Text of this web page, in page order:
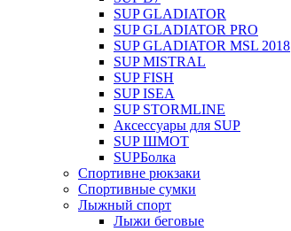
SUP GLADIATOR
SUP GLADIATOR PRO
SUP GLADIATOR MSL 2018
SUP MISTRAL
SUP FISH
SUP ISEA
SUP STORMLINE
Аксессуары для SUP
SUP ШМОТ
SUPБолка
Спортивне рюкзаки
Спортивные сумки
Лыжный спорт
Лыжи беговые